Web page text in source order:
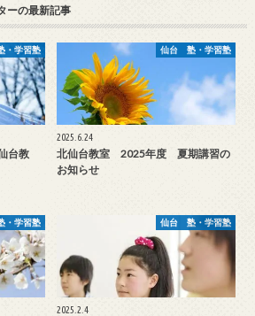
ーの最新記事
学習塾
台教
仙台 塾・学習塾
2025.6.24
北仙台教室 2025年度 夏期講習の
お知らせ
学習塾 仙台 塾・学習塾
2025.2.4